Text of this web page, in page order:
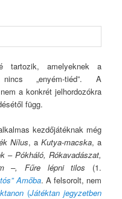
tartozik, amelyeknek a
„enyém-tiéd”. A
a konkrét jelhordozókra
függ.
kezdőjátéknak még
Nílus, a Kutya-macska, a
– Pókháló, Rókavadászat,
–, Fűre lépni tilos (1.
Amőba. A felsorolt, nem
(Játéktan jegyzetben